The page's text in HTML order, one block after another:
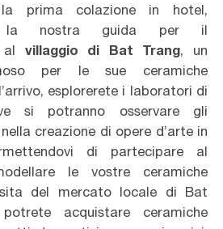
prima colazione in hotel,
la nostra guida per il
al villaggio di Bat Trang, un
per le sue ceramiche
esplorerete i laboratori di
si potranno osservare gli
creazione di opere d’arte in
di partecipare al
le vostre ceramiche
del mercato locale di Bat
acquistare ceramiche